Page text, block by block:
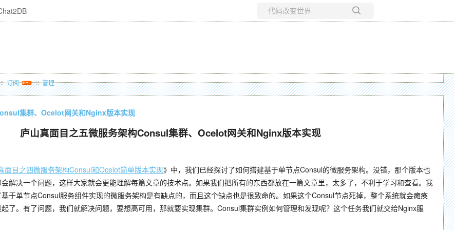
订阅 ::管理
集群、Ocelot网关和Nginx版本实现
庐山真面目之五微服务架构Consul集群、Ocelot网关和Nginx版本实现
面目之四微服务架构Consul和Ocelot简单版本实现》中，我们已经探讨了如何搭建基于单节点Consul的微服务架构。没错，那个版本也
解决一个问题，这样大家就会更能理解每篇文章的技术点。如果我们把所有的东西都放在一篇文章里，太多了，不利于学习和查看。我
于单节点Consul服务组件实现的微服务架构是有缺点的，而且这个缺点也是很致命的。如果这个Consul节点死掉，整个系统就会瘫痪
了。有了问题，我们就解决问题，要想高可用，那就要实现集群。Consul集群实例如何管理和发现呢？这个任务我们就交给Nginx服